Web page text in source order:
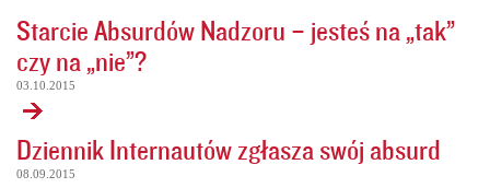
Starcie Absurdów Nadzoru – jesteś na „tak”
czy na „nie”?
03.10.2015
Dziennik Internautów zgłasza swój absurd
08.09.2015